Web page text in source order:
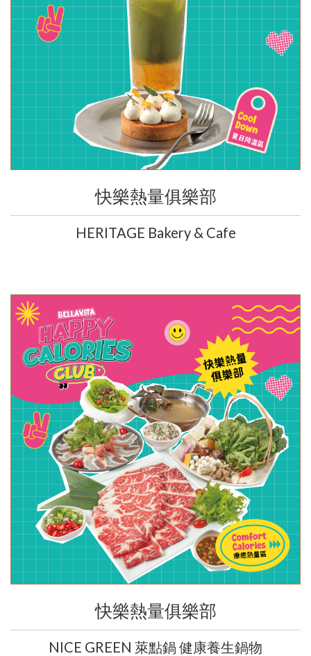
快樂熱量俱樂部
HERITAGE Bakery & Cafe
快樂熱量俱樂部
NICE GREEN 萊點鍋 健康養生鍋物